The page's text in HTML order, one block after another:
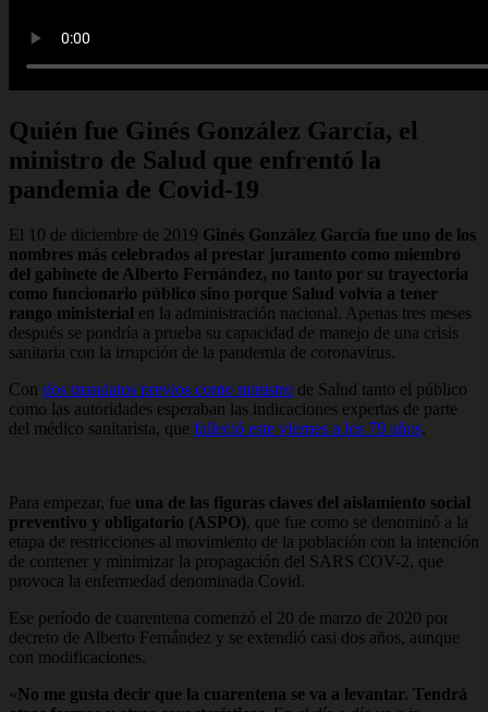
Quién fue Ginés González García, el
ministro de Salud que enfrentó la
pandemia de Covid-19
El 10 de diciembre de 2019 Ginés González García fue uno de los
nombres más celebrados al prestar juramento como miembro
del gabinete de Alberto Fernández, no tanto por su trayectoria
como funcionario público sino porque Salud volvía a tener
rango ministerial en la administración nacional. Apenas tres meses
después se pondría a prueba su capacidad de manejo de una crisis
sanitaria con la irrupción de la pandemia de coronavirus.
Con dos mandatos previos como ministro de Salud tanto el público
como las autoridades esperaban las indicaciones expertas de parte
del médico sanitarista, que falleció este viernes a los 79 años.
Para empezar, fue una de las figuras claves del aislamiento social
preventivo y obligatorio (ASPO), que fue como se denominó a la
etapa de restricciones al movimiento de la población con la intención
de contener y minimizar la propagación del SARS COV-2, que
provoca la enfermedad denominada Covid.
Ese período de cuarentena comenzó el 20 de marzo de 2020 por
decreto de Alberto Fernández y se extendió casi dos años, aunque
con modificaciones.
«No me gusta decir que la cuarentena se va a levantar. Tendrá